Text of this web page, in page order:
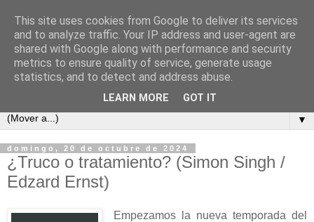
Cada semana un libro
Este es un blog para los amantes de la lectura, un sitio para
intercambiar opiniones y comentarios de libros.
▼
domingo, 20 de octubre de 2024
¿Truco o tratamiento? (Simon Singh /
Edzard Ernst)
Empezamos la nueva temporada del
This site uses cookies from Google to deliver its services
and to analyze traffic. Your IP address and user-agent are
shared with Google along with performance and security
metrics to ensure quality of service, generate usage
statistics, and to detect and address abuse.
LEARN MORE GOT IT